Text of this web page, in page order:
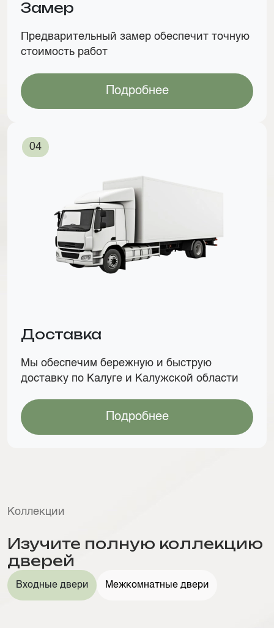
Замер
Предварительный замер обеспечит точную
стоимость работ
Подробнее
Доставка
Мы обеспечим бережную и быструю
доставку по Калуге и Калужской области
Подробнее
Коллекции
Изучите полную коллекцию
дверей
Входные двери Межкомнатные двери